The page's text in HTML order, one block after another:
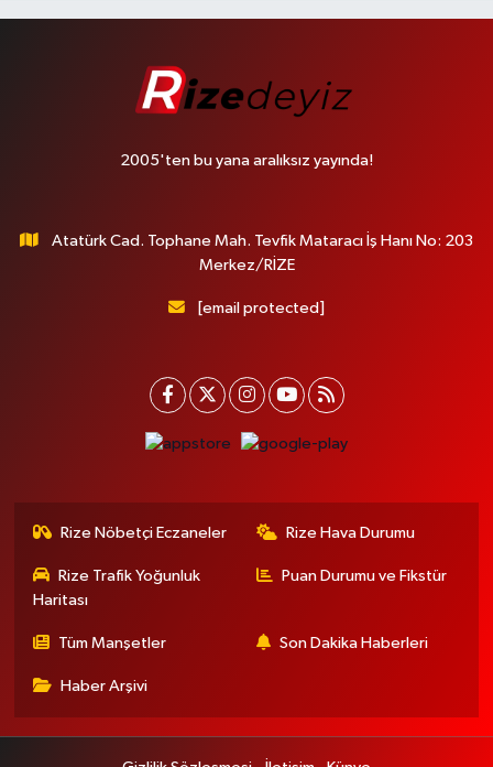
2005'ten bu yana aralıksız yayında!
Atatürk Cad. Tophane Mah. Tevfik Mataracı İş Hanı No: 203
Merkez/RİZE
[email protected]
Rize Nöbetçi Eczaneler Rize Hava Durumu
Rize Trafik Yoğunluk
Haritası
Puan Durumu ve Fikstür
Tüm Manşetler Son Dakika Haberleri
Haber Arşivi